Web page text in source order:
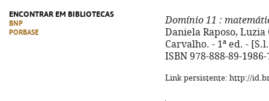
ENCONTRAR EM BIBLIOTECAS
BNP
PORBASE
Domínio 11 :
Daniela Raposo,
Carvalho. - 1ª ed. -
ISBN 978-888-89-1986-
Link persistente: http://